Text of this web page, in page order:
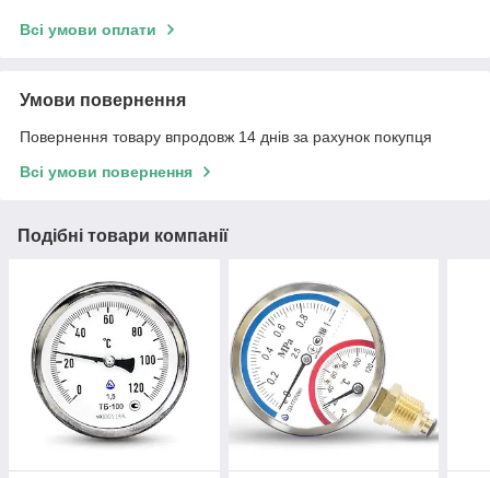
Всі умови оплати
Умови повернення
Повернення товару впродовж 14 днів за рахунок покупця
Всі умови повернення
Подібні товари компанії